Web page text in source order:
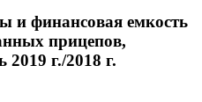
и финансовая емкость
прицепов,
2019 г./2018 г.